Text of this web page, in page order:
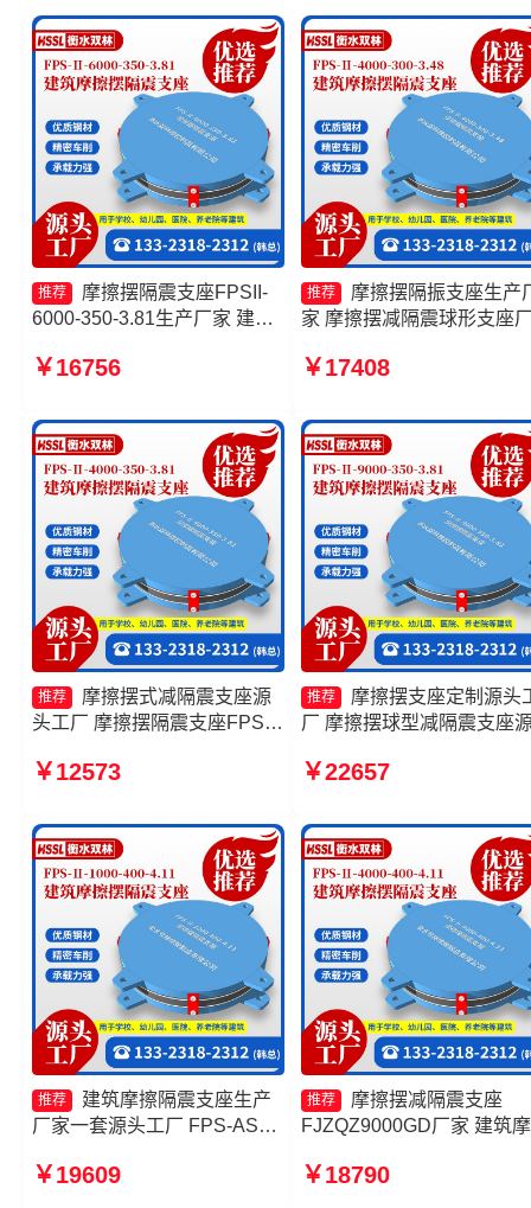
推荐
摩擦摆隔震支座FPSII-
6000-350-3.81生产厂家 建筑
摆隔震支座 摩擦摆式减震支座
￥16756
推荐
摩擦摆隔振支座生产
家 摩擦摆减隔震球形支座
支座FPSII-1000-350-3.81
￥17408
推荐
摩擦摆式减隔震支座源
头工厂 摩擦摆隔震支座FPSII-
摩擦摆支座厂家 建筑摩擦隔震
￥12573
推荐
摩擦摆支座定制源头
厂 摩擦摆球型减隔震支座
多少钱 摩擦摆隔震支座
￥22657
推荐
建筑摩擦隔震支座生产
厂家一套源头工厂 FPS-AS2A
座-15.0ZX支座的价格 建筑摩
￥19609
推荐
摩擦摆减隔震支座
FJZQZ9000GD厂家 建筑
座FPS-Ⅱ-2000-500-3.8生
￥18790